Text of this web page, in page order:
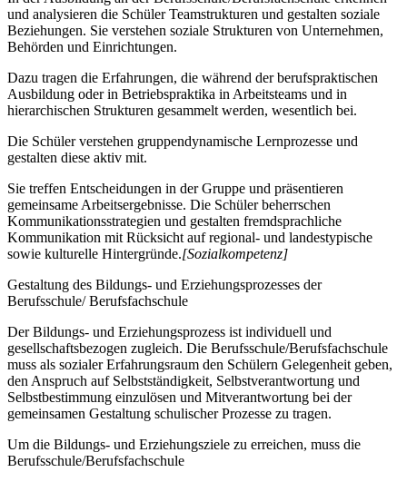
und analysieren die Schüler Teamstrukturen und gestalten soziale
Beziehungen. Sie verstehen soziale Strukturen von Unternehmen,
Behörden und Einrichtungen.
Dazu tragen die Erfahrungen, die während der berufspraktischen
Ausbildung oder in Betriebspraktika in Arbeitsteams und in
hierarchischen Strukturen gesammelt werden, wesentlich bei.
Die Schüler verstehen gruppendynamische Lernprozesse und
gestalten diese aktiv mit.
Sie treffen Entscheidungen in der Gruppe und präsentieren
gemeinsame Arbeitsergebnisse. Die Schüler beherrschen
Kommunikationsstrategien und gestalten fremdsprachliche
Kommunikation mit Rücksicht auf regional- und landestypische
sowie kulturelle Hintergründe.[Sozialkompetenz]
Gestaltung des Bildungs- und Erziehungsprozesses der
Berufsschule/ Berufsfachschule
Der Bildungs- und Erziehungsprozess ist individuell und
gesellschaftsbezogen zugleich. Die Berufsschule/Berufsfachschule
muss als sozialer Erfahrungsraum den Schülern Gelegenheit geben,
den Anspruch auf Selbstständigkeit, Selbstverantwortung und
Selbstbestimmung einzulösen und Mitverantwortung bei der
gemeinsamen Gestaltung schulischer Prozesse zu tragen.
Um die Bildungs- und Erziehungsziele zu erreichen, muss die
Berufsschule/Berufsfachschule